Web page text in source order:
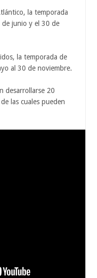
la temporada
de junio y el 30 de
la temporada de
al 30 de noviembre.
desarrollarse 20
las cuales pueden